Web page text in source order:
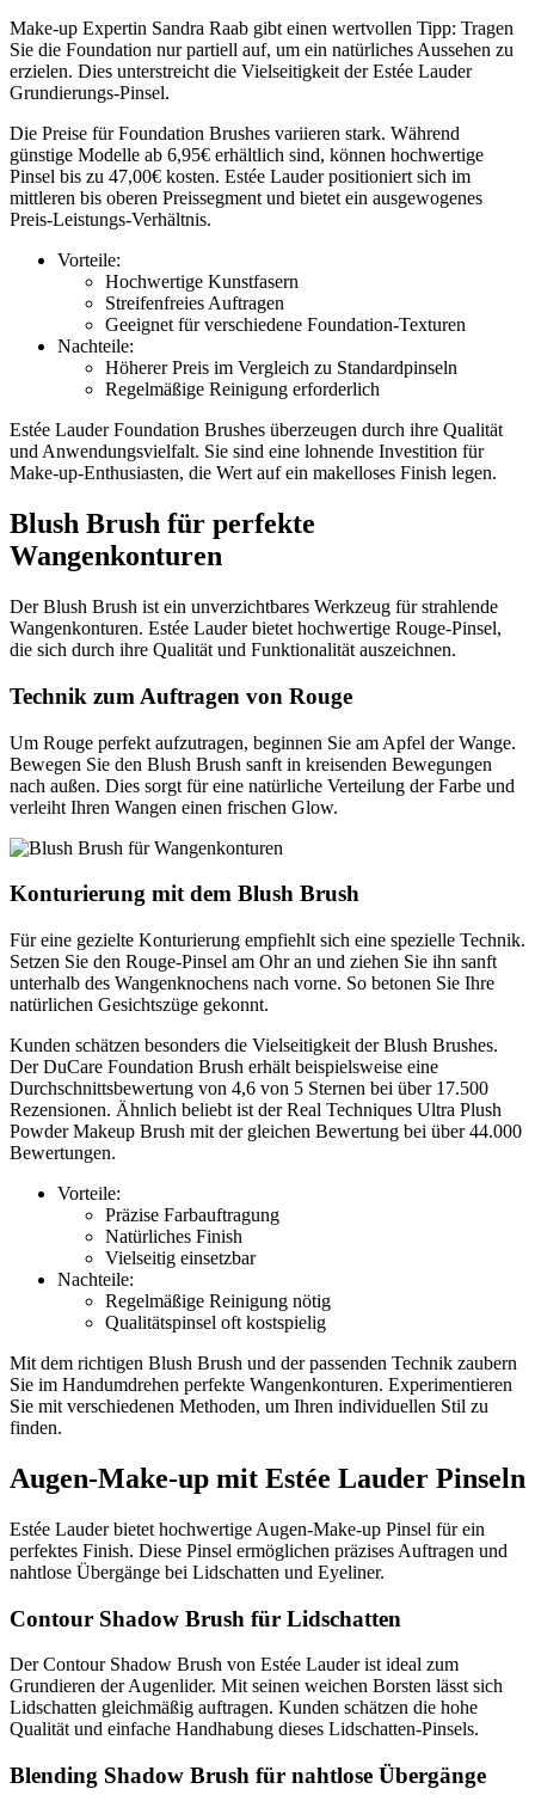
Make-up Expertin Sandra Raab gibt einen wertvollen Tipp: Tragen
Sie die Foundation nur partiell auf, um ein natürliches Aussehen zu
erzielen. Dies unterstreicht die Vielseitigkeit der Estée Lauder
Grundierungs-Pinsel.
Die Preise für Foundation Brushes variieren stark. Während
günstige Modelle ab 6,95€ erhältlich sind, können hochwertige
Pinsel bis zu 47,00€ kosten. Estée Lauder positioniert sich im
mittleren bis oberen Preissegment und bietet ein ausgewogenes
Preis-Leistungs-Verhältnis.
Vorteile:
Hochwertige Kunstfasern
Streifenfreies Auftragen
Geeignet für verschiedene Foundation-Texturen
Nachteile:
Höherer Preis im Vergleich zu Standardpinseln
Regelmäßige Reinigung erforderlich
Estée Lauder Foundation Brushes überzeugen durch ihre Qualität
und Anwendungsvielfalt. Sie sind eine lohnende Investition für
Make-up-Enthusiasten, die Wert auf ein makelloses Finish legen.
Blush Brush für perfekte
Wangenkonturen
Der Blush Brush ist ein unverzichtbares Werkzeug für strahlende
Wangenkonturen. Estée Lauder bietet hochwertige Rouge-Pinsel,
die sich durch ihre Qualität und Funktionalität auszeichnen.
Technik zum Auftragen von Rouge
Um Rouge perfekt aufzutragen, beginnen Sie am Apfel der Wange.
Bewegen Sie den Blush Brush sanft in kreisenden Bewegungen
nach außen. Dies sorgt für eine natürliche Verteilung der Farbe und
verleiht Ihren Wangen einen frischen Glow.
Konturierung mit dem Blush Brush
Für eine gezielte Konturierung empfiehlt sich eine spezielle Technik.
Setzen Sie den Rouge-Pinsel am Ohr an und ziehen Sie ihn sanft
unterhalb des Wangenknochens nach vorne. So betonen Sie Ihre
natürlichen Gesichtszüge gekonnt.
Kunden schätzen besonders die Vielseitigkeit der Blush Brushes.
Der DuCare Foundation Brush erhält beispielsweise eine
Durchschnittsbewertung von 4,6 von 5 Sternen bei über 17.500
Rezensionen. Ähnlich beliebt ist der Real Techniques Ultra Plush
Powder Makeup Brush mit der gleichen Bewertung bei über 44.000
Bewertungen.
Vorteile:
Präzise Farbauftragung
Natürliches Finish
Vielseitig einsetzbar
Nachteile:
Regelmäßige Reinigung nötig
Qualitätspinsel oft kostspielig
Mit dem richtigen Blush Brush und der passenden Technik zaubern
Sie im Handumdrehen perfekte Wangenkonturen. Experimentieren
Sie mit verschiedenen Methoden, um Ihren individuellen Stil zu
finden.
Augen-Make-up mit Estée Lauder Pinseln
Estée Lauder bietet hochwertige Augen-Make-up Pinsel für ein
perfektes Finish. Diese Pinsel ermöglichen präzises Auftragen und
nahtlose Übergänge bei Lidschatten und Eyeliner.
Contour Shadow Brush für Lidschatten
Der Contour Shadow Brush von Estée Lauder ist ideal zum
Grundieren der Augenlider. Mit seinen weichen Borsten lässt sich
Lidschatten gleichmäßig auftragen. Kunden schätzen die hohe
Qualität und einfache Handhabung dieses Lidschatten-Pinsels.
Blending Shadow Brush für nahtlose Übergänge